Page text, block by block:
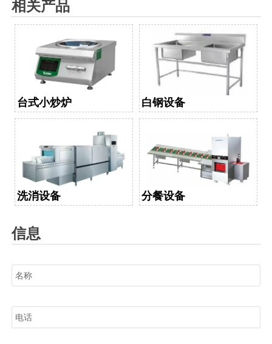
相关产品
台式小炒炉 白钢设备
洗消设备 分餐设备
信息